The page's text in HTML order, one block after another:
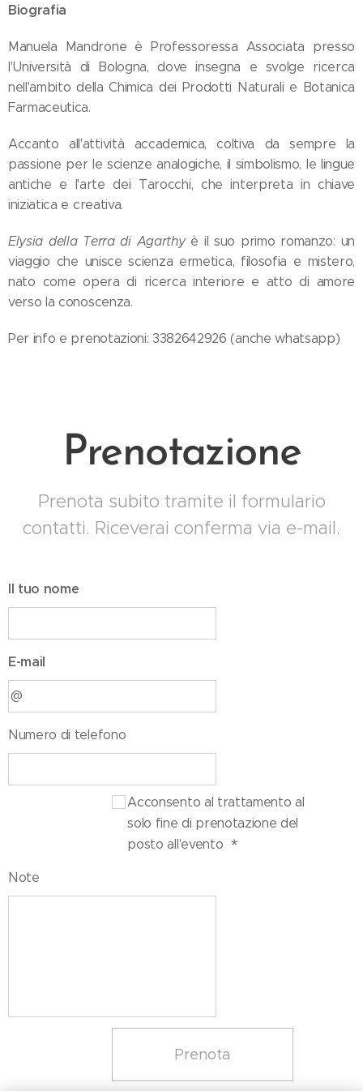
Biografia
Manuela Mandrone è Professoressa Associata presso
l'Università di Bologna, dove insegna e svolge ricerca
nell'ambito della Chimica dei Prodotti Naturali e Botanica
Farmaceutica.
Accanto all'attività accademica, coltiva da sempre la
passione per le scienze analogiche, il simbolismo, le lingue
antiche e l'arte dei Tarocchi, che interpreta in chiave
iniziatica e creativa.
Elysia della Terra di Agarthyè il suo primo romanzo: un
viaggio che unisce scienza ermetica, filosofia e mistero,
nato come opera di ricerca interiore e atto di amore
verso la conoscenza.
Per info e prenotazioni: 3382642926 (anche whatsapp)
Prenotazione
Prenota subito tramite il formulario
contatti. Riceverai conferma via e-mail.
Il tuo nome
E-mail
Numero di telefono
Acconsento al trattamento al
solo fine di prenotazione del
posto all'evento
Note
Prenota